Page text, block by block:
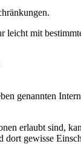
mit
genannten
erlaubt sind,
gewisse